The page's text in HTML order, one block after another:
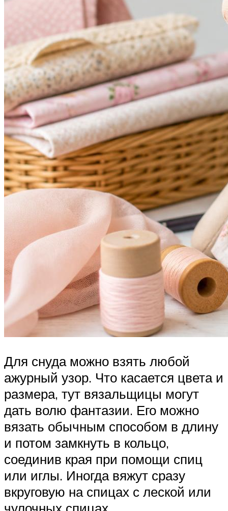
Для снуда можно взять любой
ажурный узор. Что касается цвета и
размера, тут вязальщицы могут
дать волю фантазии. Его можно
вязать обычным способом в длину
и потом замкнуть в кольцо,
соединив края при помощи спиц
или иглы. Иногда вяжут сразу
вкруговую на спицах с леской или